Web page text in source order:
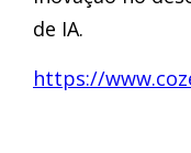
de IA.
https://